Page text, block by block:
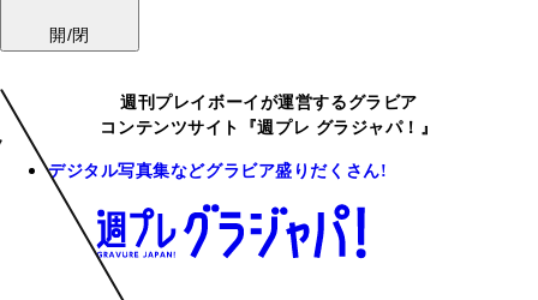
開/閉
週刊プレイボーイが運営するグラビア
コンテンツサイト『週プレ グラジャパ！』
デジタル写真集などグラビア盛りだくさん!